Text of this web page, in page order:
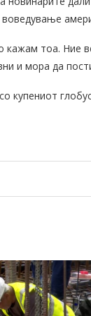
воведување
кажам тоа. Ние
и мора да
купениот